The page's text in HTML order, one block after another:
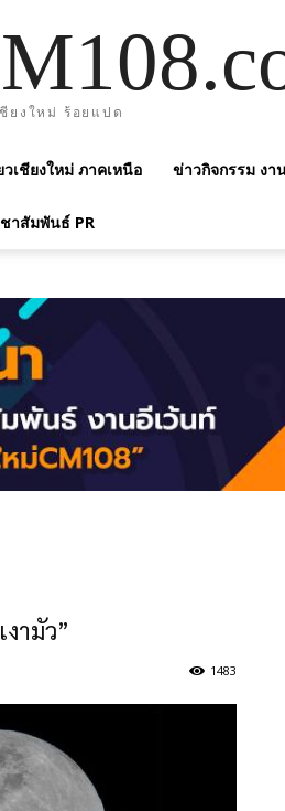
ชียงใหม่ ร้อยแปด
วเชียงใหม่ ภาคเหนือ ข่าวกิจกรรม งา
าสัมพันธ์ PR
ามัว”
1483